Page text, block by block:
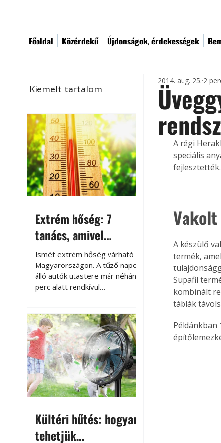
Főoldal Közérdekű Újdonságok, érdekességek
Kiemelt tartalom
Extrém hőség: 7
tanács, amivel
megóvhatjuk
autónkat a nyári
károktól
Ismét extrém hőség várható
Magyarországon. A tűző napon
álló autók utastere már néhány
perc alatt rendkívül
megközelítheti. Ez nemcsak a
beszállást teszi kellemetlenné,
hanem az autó állapotára és a
benne hagyott tárgyakra is
káros hatással lehet. Néhány
egyszerű óvintézkedéssel
azonban jelentősen
csökkenthetjük a hőség káros
Kültéri hűtés: hogyan
tehetjük
2014. aug. 25. 2
A régi
speciális
fejlesztették.
A készülő
termék,
Supafil
kombinált
táblák
Példánkban